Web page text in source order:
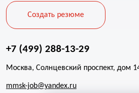
Создать резюме
+7 (499) 288-13-29
Москва, Солнцевский проспект, дом
mmsk-job@yandex.ru